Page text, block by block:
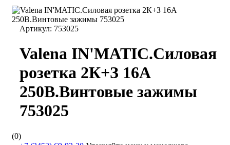
Артикул: 753025
Valena IN'MATIC.Силовая
розетка 2К+З 16А
250В.Винтовые зажимы
753025
(0)